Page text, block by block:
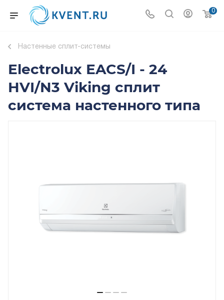
0
Настенные сплит-системы
Electrolux EACS/I - 24
HVI/N3 Viking сплит
система настенного типа